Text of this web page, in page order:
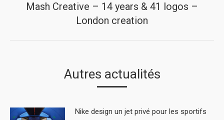
Next
post:
Mash Creative – 14 years & 41 logos –
London creation
Autres actualités
Nike design un jet privé pour les sportifs